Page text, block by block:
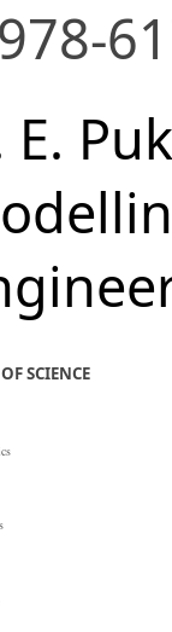
978-
E.
SCIENCE